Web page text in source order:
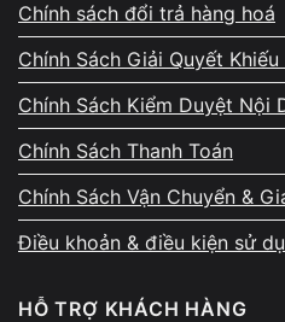
Kiểm tra trực
hình trước khi
Máy được kiểm tra trực
hàng. Kỹ thuật sẽ đánh
khả năng nâng cấp, giới
vấn phương án SSD,
nhu cầu sử dụng và
được báo rõ ràng trước khi
Chính sách đổi trả hàng hoá
Chính Sách Giải Quyết Khiếu
Chính Sách Kiểm Duyệt Nội
Chính Sách Thanh Toán
Chính Sách Vận Chuyển &
Điều khoản & điều kiện sử
HỖ TRỢ KHÁCH HÀNG